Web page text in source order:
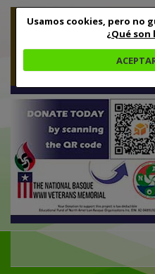
Usamos cookies, pero no
¿Qué son